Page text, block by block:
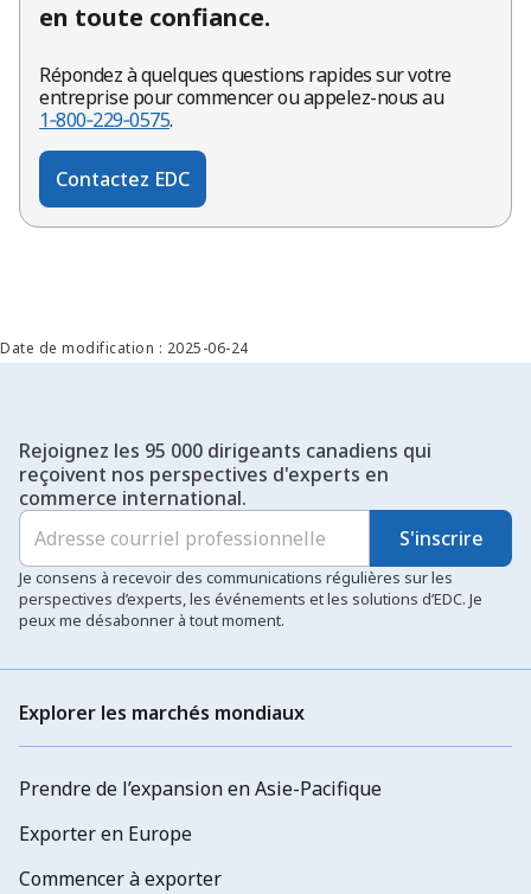
en toute confiance.
Répondez à quelques questions rapides sur votre
entreprise pour commencer ou appelez-nous au
1‑800‑229‑0575.
Contactez EDC
Date de modification : 2025-06-24
Rejoignez les 95 000 dirigeants canadiens qui
reçoivent nos perspectives d'experts en
commerce international.
S'inscrire
Je consens à recevoir des communications régulières sur les
perspectives d’experts, les événements et les solutions d’EDC. Je
peux me désabonner à tout moment.
Explorer les marchés mondiaux
Prendre de l’expansion en Asie-Pacifique
Exporter en Europe
Commencer à exporter